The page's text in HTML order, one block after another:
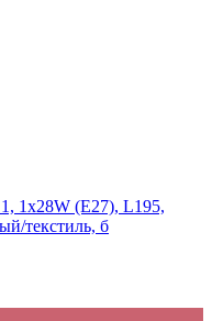
1х28W (E27), L195,
текстиль, б